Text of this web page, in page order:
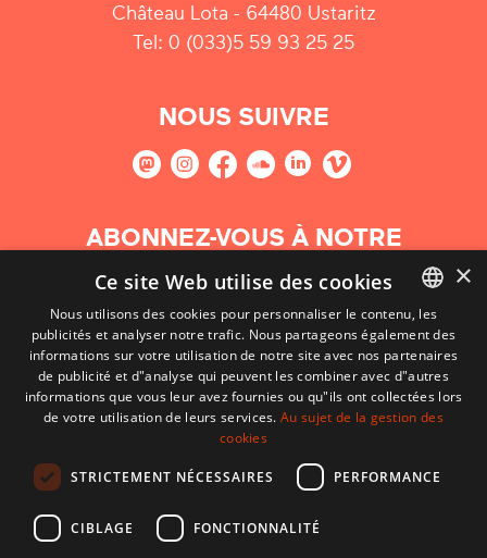
Château Lota - 64480 Ustaritz
Tel: 0 (033)5 59 93 25 25
NOUS SUIVRE
ABONNEZ-VOUS À NOTRE
NEWSLETTER
S'abonner
BASQUE
FRENCH
×
Ce site Web utilise des cookies
Nous utilisons des cookies pour personnaliser le contenu, les
publicités et analyser notre trafic. Nous partageons également des
informations sur votre utilisation de notre site avec nos partenaires
de publicité et d"analyse qui peuvent les combiner avec d"autres
informations que vous leur avez fournies ou qu"ils ont collectées lors
de votre utilisation de leurs services.Au sujet de la gestion des
cookies
STRICTEMENT NÉCESSAIRES PERFORMANCE
CIBLAGE FONCTIONNALITÉ